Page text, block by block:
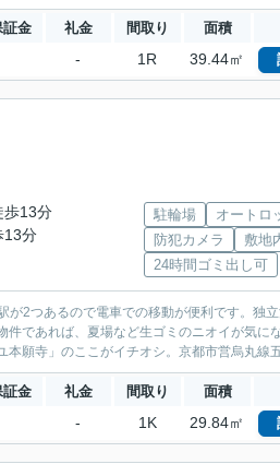
金 礼金 間取り 面積
- 1R 39.44㎡
歩13分
13分
駐輪場 オートロ
防犯カメラ
敷地
24時間ゴミ出し可
2つあるので電車での移動が便利です。独
であれば、夏場など生ゴミのニオイが気に
願寺」のここがイチオシ。京都市営烏丸線
金 礼金 間取り 面積
- 1K 29.84㎡